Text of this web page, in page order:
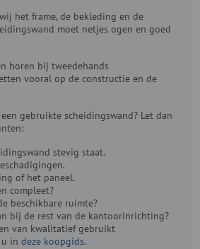
het frame, de bekleding en de
moet netjes ogen en goed
horen bij tweedehands
vooral op de constructie en de
gebruikte scheidingswand? Let dan
stevig staat.
of het paneel.
compleet?
beschikbare ruimte?
bij de rest van de kantoorinrichting?
van kwalitatief gebruikt
in deze koopgids.